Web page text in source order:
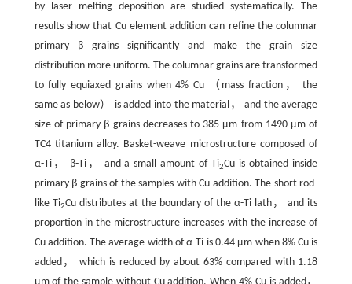
by laser melting deposition are studied systematically. The
results show that Cu element addition can refine the columnar
primary β grains significantly and make the grain size
distribution more uniform. The columnar grains are transformed
to fully equiaxed grains when 4% Cu （mass fraction， the
same as below） is added into the material， and the average
size of primary β grains decreases to 385 μm from 1490 μm of
TC4 titanium alloy. Basket-weave microstructure composed of
α-Ti， β-Ti， and a small amount of Ti2Cu is obtained inside
primary β grains of the samples with Cu addition. The short rod-
like Ti2Cu distributes at the boundary of the α-Ti lath， and its
proportion in the microstructure increases with the increase of
Cu addition. The average width of α-Ti is 0.44 μm when 8% Cu is
added， which is reduced by about 63% compared with 1.18